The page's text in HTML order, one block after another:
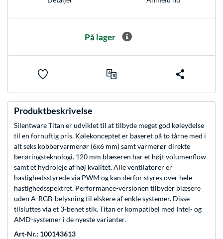
På lager
Produktbeskrivelse
Silentware Titan er udviklet til at tilbyde meget god køleydelse
til en fornuftig pris. Kølekonceptet er baseret på to tårne med i
alt seks kobbervarmerør (6x6 mm) samt varmerør direkte
berøringsteknologi. 120 mm blæseren har et højt volumenflow
samt et hydroleje af høj kvalitet. Alle ventilatorer er
hastighedsstyrede via PWM og kan derfor styres over hele
hastighedsspektret. Performance-versionen tilbyder blæsere
uden A-RGB-belysning til elskere af enkle systemer. Disse
tilsluttes via et 3-benet stik. Titan er kompatibel med Intel- og
AMD-systemer i de nyeste varianter.
Art-Nr.: 100143613